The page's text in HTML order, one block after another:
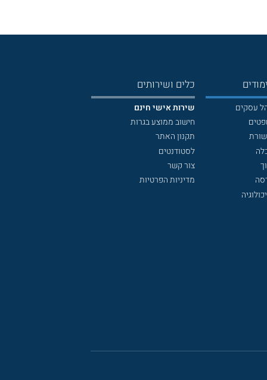
עסקים
כלים ושירותים
שירות אישי חינם
חישוב ממוצע בגרות
תקנון האתר
לסטודנטים
צור קשר
מדיניות הפרטיות